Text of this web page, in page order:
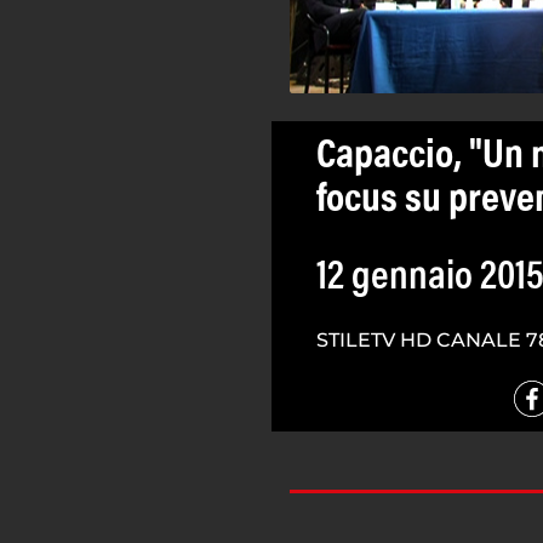
Capaccio, "Un
focus su
12 gennaio 2015
STILETV HD CANALE